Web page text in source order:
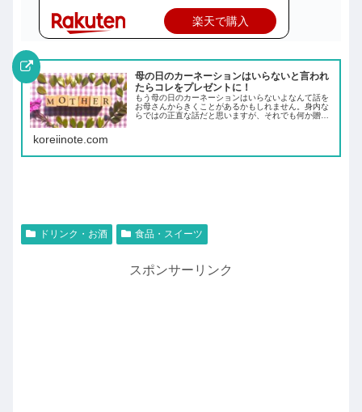
楽天で購入
母の日のカーネーションはいらないと言われ
たらコレをプレゼントに！
もう母の日のカーネーションはいらないよなんて話を
お母さんからきくことがあるかもしれません。身内な
らではの正直な話だと思いますが、それでも何か贈り
koreiinote.com
ドリンク・お酒 食品・スイーツ
スポンサーリンク